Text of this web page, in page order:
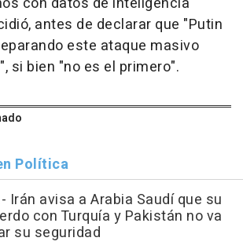
antes de declarar que "Putin
este ataque masivo
si bien "no es el primero".
Política
Irán avisa a Arabia Saudí que su
con Turquía y Pakistán no va
su seguridad